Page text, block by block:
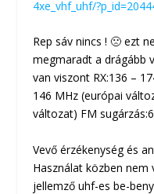
4xe_vhf_uhf/
Rep sáv nincs ! 🙁 ezt
megmaradt a drágább
van viszont RX:136 –
146 MHz (európai
változat) FM
Vevő érzékenység és
Használat közben
jellemző uhf-es be-